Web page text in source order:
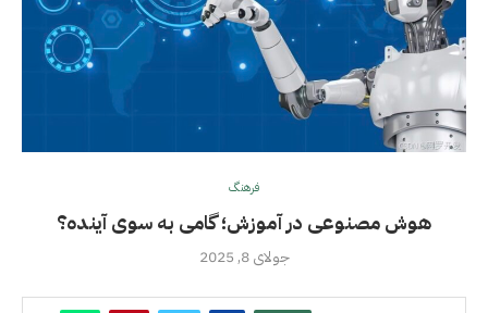
فرهنگ
هوش مصنوعی در آموزش؛ گامی به سوی آینده؟
جولای 8, 2025